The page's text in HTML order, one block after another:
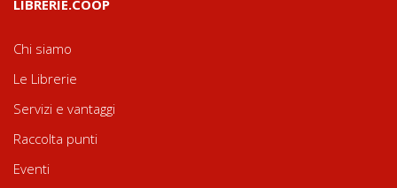
LIBRERIE.COOP
Chi siamo
Le Librerie
Servizi e vantaggi
Raccolta punti
Eventi